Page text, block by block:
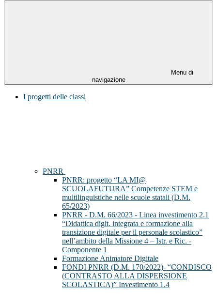
Menu di
navigazione
I progetti delle classi
PNRR
PNRR: progetto “LA MI@
SCUOLAFUTURA” Competenze STEM e
multilinguistiche nelle scuole statali (D.M.
65/2023)
PNRR - D.M. 66/2023 - Linea investimento 2.1
“Didattica digit. integrata e formazione alla
transizione digitale per il personale scolastico”
nell’ambito della Missione 4 – Istr. e Ric. -
Componente 1
Formazione Animatore Digitale
FONDI PNRR (D.M. 170/2022)- “CONDISCO
(CONTRASTO ALLA DISPERSIONE
SCOLASTICA)” Investimento 1.4